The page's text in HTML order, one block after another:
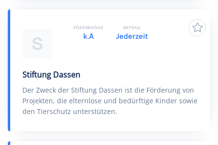
S
Stiftung Dassen
Der Zweck der Stiftung Dassen ist die Förderung von
Projekten, die elternlose und bedürftige Kinder sowie
den Tierschutz unterstützen.
FÖRDERHÖHE
k.A
ANTRAG
Jederzeit